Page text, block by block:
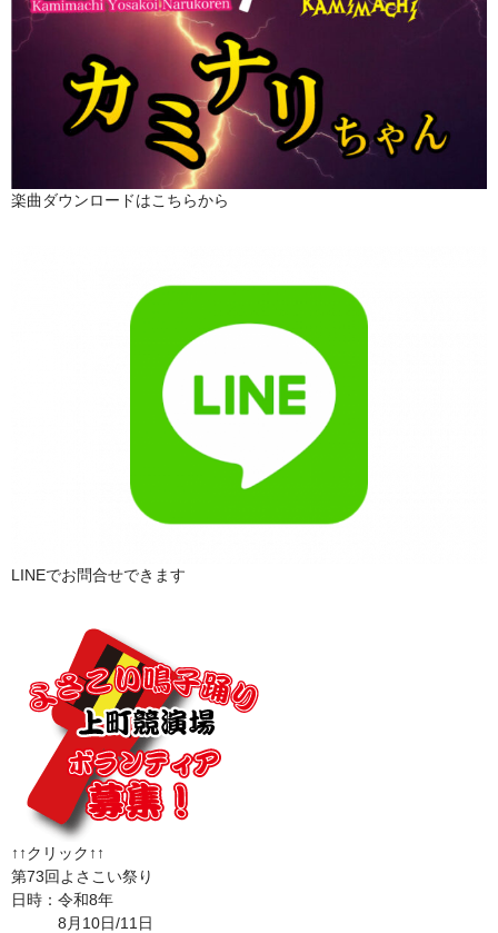
楽曲ダウンロードはこちらから
LINEでお問合せできます
↑↑クリック↑↑
第73回よさこい祭り
日時：令和8年
8月10日/11日